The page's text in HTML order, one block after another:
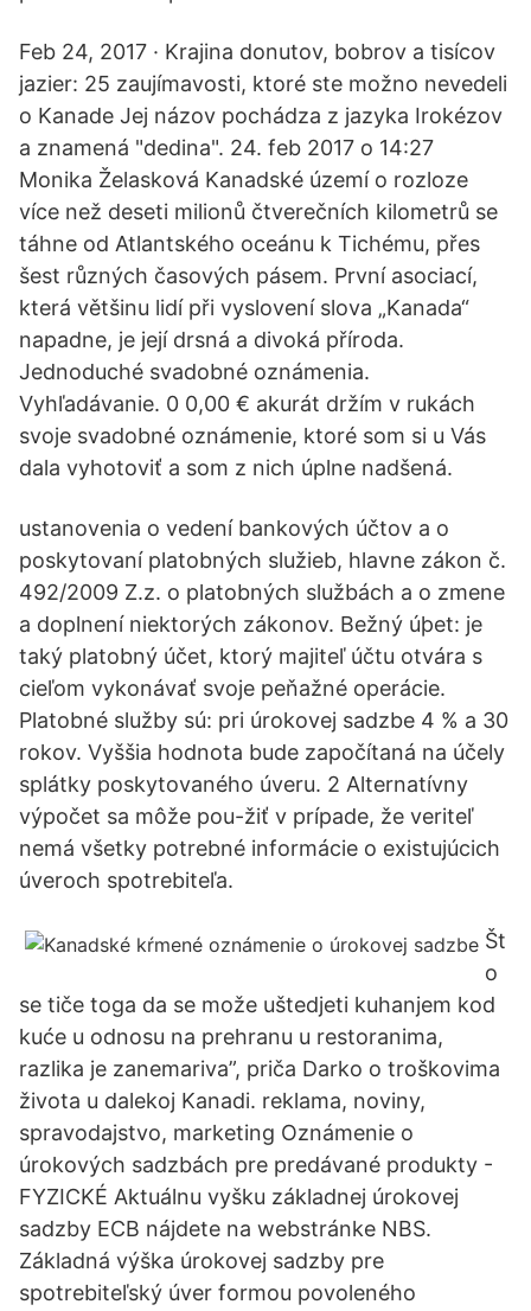
Feb 24, 2017 · Krajina donutov, bobrov a tisícov
jazier: 25 zaujímavosti, ktoré ste možno nevedeli
o Kanade Jej názov pochádza z jazyka Irokézov
a znamená "dedina". 24. feb 2017 o 14:27
Monika Želasková Kanadské území o rozloze
více než deseti milionů čtverečních kilometrů se
táhne od Atlantského oceánu k Tichému, přes
šest různých časových pásem. První asociací,
která většinu lidí při vyslovení slova „Kanada“
napadne, je její drsná a divoká příroda.
Jednoduché svadobné oznámenia.
Vyhľadávanie. 0 0,00 € akurát držím v rukách
svoje svadobné oznámenie, ktoré som si u Vás
dala vyhotoviť a som z nich úplne nadšená.
ustanovenia o vedení bankových účtov a o
poskytovaní platobných služieb, hlavne zákon č.
492/2009 Z.z. o platobných službách a o zmene
a doplnení niektorých zákonov. Bežný úþet: je
taký platobný účet, ktorý majiteľ účtu otvára s
cieľom vykonávať svoje peňažné operácie.
Platobné služby sú: pri úrokovej sadzbe 4 % a 30
rokov. Vyššia hodnota bude započítaná na účely
splátky poskytovaného úveru. 2 Alternatívny
výpočet sa môže pou-žiť v prípade, že veriteľ
nemá všetky potrebné informácie o existujúcich
úveroch spotrebiteľa.
Št
o
se tiče toga da se može uštedjeti kuhanjem kod
kuće u odnosu na prehranu u restoranima,
razlika je zanemariva”, priča Darko o troškovima
života u dalekoj Kanadi. reklama, noviny,
spravodajstvo, marketing Oznámenie o
úrokových sadzbách pre predávané produkty -
FYZICKÉ Aktuálnu vyšku základnej úrokovej
sadzby ECB nájdete na webstránke NBS.
Základná výška úrokovej sadzby pre
spotrebiteľský úver formou povoleného